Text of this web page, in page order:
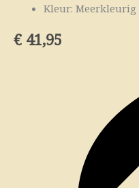
Kleur: Meerkleurig
€ 41,95